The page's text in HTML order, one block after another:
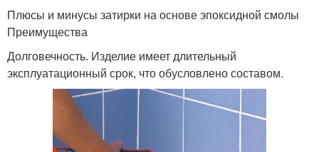
Плюсы и минусы затирки на основе эпоксидной смолы
Преимущества
Долговечность. Изделие имеет длительный
эксплуатационный срок, что обусловлено составом.